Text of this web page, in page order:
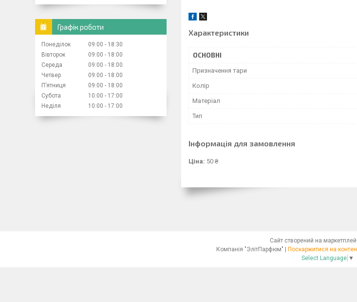
Характеристики
ОСНОВНІ
Призначення тари
Колір
Матеріал
Тип
Інформація для замовлення
Ціна: 50 ₴
Графік роботи
Понеділок 09:00
18:30
Вівторок
09:00
18:00
Середа
09:00
18:00
Четвер
09:00
18:00
Пʼятниця
09:00
18:00
Субота
10:00
17:00
Неділя
10:00 17:00
Сайт створений на
Компанія "ЭлітПарфюм" | Поскаржитися на
Select Language ▼